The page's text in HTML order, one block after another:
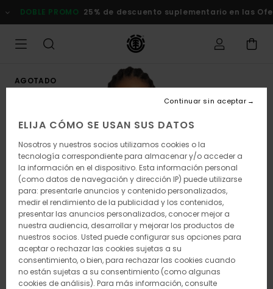
la
DOBLE PROMO 25% de descuento suplementario en las
AGOTADO
ELIJA CÓMO SE USAN SUS DATOS
Nosotros y nuestros socios utilizamos cookies o la
tecnología correspondiente para almacenar y/o acceder a
la información en el dispositivo. Esta información personal
(como datos de navegación y dirección IP) puede utilizarse
para: presentarle anuncios y contenido personalizados,
medir el rendimiento de la publicidad y los contenidos,
presentar las anuncios personalizados, conocer mejor a
nuestra audiencia, desarrollar y mejorar los productos de
nuestros socios. Usted puede configurar sus opciones para
aceptar o rechazar las cookies sujetas a su
consentimiento, o bien, para rechazar las cookies cuando
no están sujetas a su consentimiento (como algunas
cookies de análisis). Para más información, consulte
Continuar sin aceptar